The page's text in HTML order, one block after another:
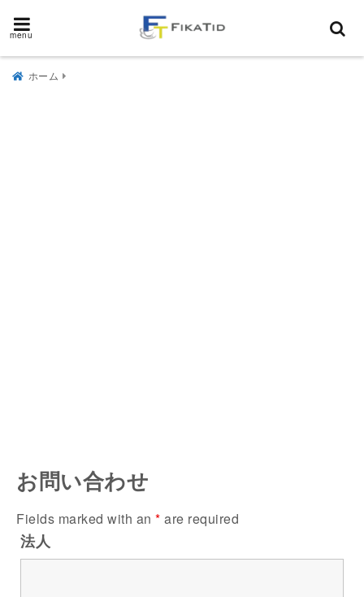
menu
ホーム
お問い合わせ
Fields marked with an * are required
法人